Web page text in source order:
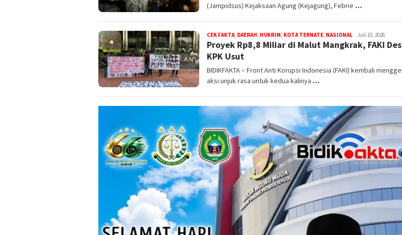
(Jampidsus) Kejaksaan Agung (Kejagung), Febrie …
CEK FAKTA DAERAH HUKRIM KOTA TERNATE NASIONAL bidikfakta.id
Juli 10, 2026
Proyek Rp8,8 Miliar di Malut Mangkrak, FAKI
KPK Usut
BIDIKFAKTA – Front Anti Korupsi Indonesia (FAKI) kembali
aksi unjuk rasa untuk kedua kalinya …